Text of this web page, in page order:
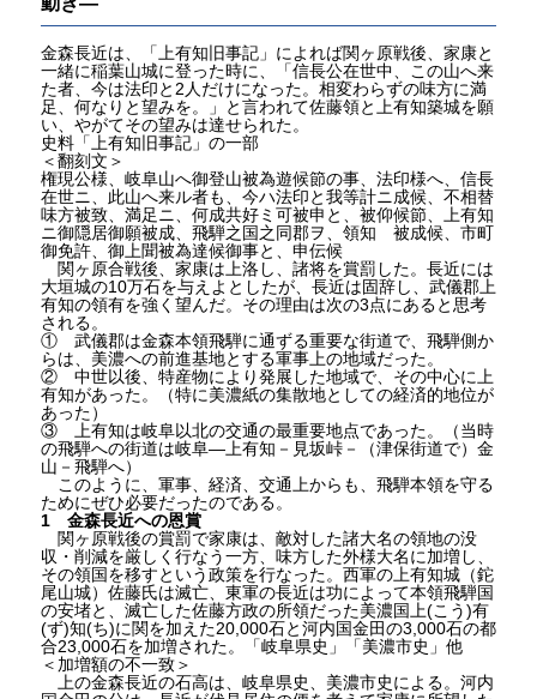
金森長近は、「上有知旧事記」によれば関ヶ原戦後、家康と
一緒に稲葉山城に登った時に、「信長公在世中、この山へ来
た者、今は法印と2人だけになった。相変わらずの味方に満
足、何なりと望みを。」と言われて佐藤領と上有知築城を願
い、やがてその望みは達せられた。
史料「上有知旧事記」の一部
＜翻刻文＞
権現公様、岐阜山へ御登山被為遊候節の事、法印様へ、信長
在世ニ、此山へ来ル者も、今ハ法印と我等計ニ成候、不相替
味方被致、満足ニ、何成共好ミ可被申と、被仰候節、上有知
ニ御隠居御願被成、飛騨之国之同郡ヲ、領知 被成候、市町
御免許、御上聞被為達候御事と、申伝候
関ヶ原合戦後、家康は上洛し、諸将を賞罰した。長近には
大垣城の10万石を与えよとしたが、長近は固辞し、武儀郡上
有知の領有を強く望んだ。その理由は次の3点にあると思考
される。
① 武儀郡は金森本領飛騨に通ずる重要な街道で、飛騨側か
らは、美濃への前進基地とする軍事上の地域だった。
② 中世以後、特産物により発展した地域で、その中心に上
有知があった。（特に美濃紙の集散地としての経済的地位が
あった）
③ 上有知は岐阜以北の交通の最重要地点であった。（当時
の飛騨への街道は岐阜―上有知－見坂峠－（津保街道で）金
山－飛騨へ）
このように、軍事、経済、交通上からも、飛騨本領を守る
ためにぜひ必要だったのである。
1 金森長近への恩賞
関ヶ原戦後の賞罰で家康は、敵対した諸大名の領地の没
収・削減を厳しく行なう一方、味方した外様大名に加増し、
その領国を移すという政策を行なった。西軍の上有知城（鉈
尾山城）佐藤氏は滅亡、東軍の長近は功によって本領飛騨国
の安堵と、滅亡した佐藤方政の所領だった美濃国上(こう)有
(ず)知(ち)に関を加えた20,000石と河内国金田の3,000石の都
合23,000石を加増された。「岐阜県史」「美濃市史」他
＜加増額の不一致＞
上の金森長近の石高は、岐阜県史、美濃市史による。河内